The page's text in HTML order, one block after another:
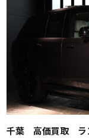
千葉 高価買取 ラ